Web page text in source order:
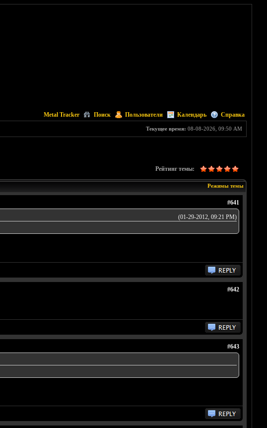
Metal Tracker Поиск Пользователи Календарь Справка
Текущее время: 08-08-2026, 09:50 AM
Рейтинг темы:
Режимы темы
#641
(01-29-2012, 09:21 PM)
#642
#643